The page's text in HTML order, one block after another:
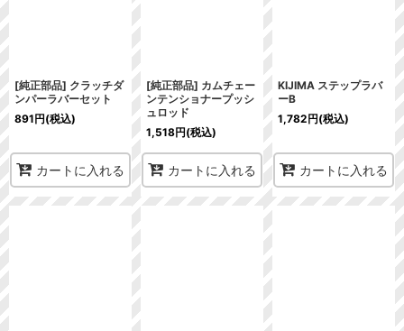
[純正部品] クラッチダ
ンパーラバーセット
891円(税込)
カートに入れる
[純正部品] カムチェー
ンテンショナープッシ
ュロッド
1,518円(税込)
カートに入れる
KIJIMA ステップラバ
ーB
1,782円(税込)
カートに入れる